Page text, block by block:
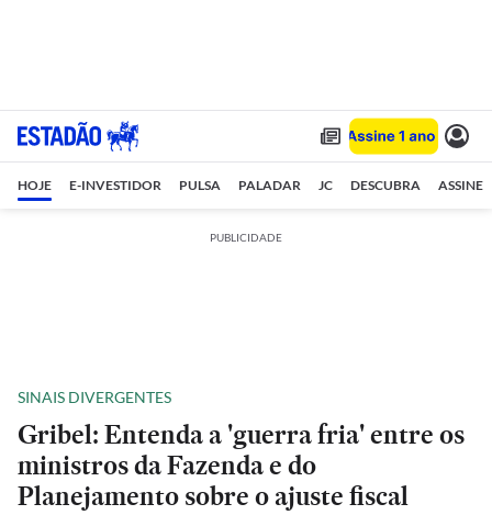
HOJE E-INVESTIDOR PULSA PALADAR JC DESCUBRA ASSINE
PUBLICIDADE
SINAIS DIVERGENTES
Gribel: Entenda a 'guerra fria' entre os
ministros da Fazenda e do
Planejamento sobre o ajuste fiscal